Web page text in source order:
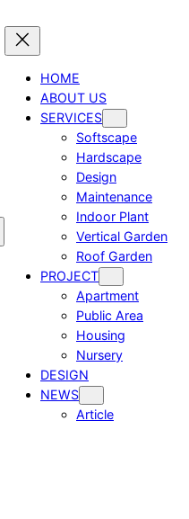
HOME
ABOUT US
SERVICES
Softscape
Hardscape
Design
Maintenance
Indoor Plant
Vertical Garden
Roof Garden
PROJECT
Apartment
Public Area
Housing
Nursery
DESIGN
NEWS
Article